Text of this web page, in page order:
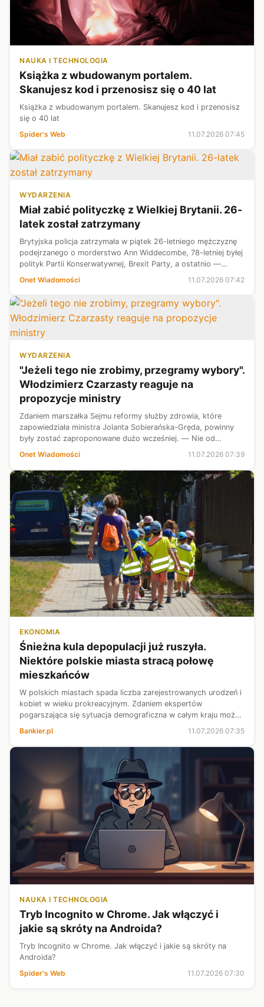
NAUKA I TECHNOLOGIA
Książka z wbudowanym portalem.
Skanujesz kod i przenosisz się o 40 lat
Książka z wbudowanym portalem. Skanujesz kod i przenosisz
się o 40 lat
Spider's Web
11.07.2026 07:45
WYDARZENIA
Miał zabić polityczkę z Wielkiej Brytanii. 26-
latek został zatrzymany
Brytyjska policja zatrzymała w piątek 26-letniego mężczyznę
podejrzanego o morderstwo Ann Widdecombe, 78-letniej byłej
polityk Partii Konserwatywnej, Brexit Party, a ostatnio —
Reform UK. "Nie ma przesłanek, by zakładać, że zbrodnia
miała podłoże pol...
Onet Wiadomości 11.07.2026 07:42
WYDARZENIA
"Jeżeli tego nie zrobimy, przegramy wybory".
Włodzimierz Czarzasty reaguje na
propozycje ministry
Zdaniem marszałka Sejmu reformy służby zdrowia, które
zapowiedziała ministra Jolanta Sobierańska-Gręda, powinny
były zostać zaproponowane dużo wcześniej. — Nie od
wczoraj, nie od przedwczoraj, nie dlatego, że w Szpitalu
Południowym zdarzyły się skand...
Onet Wiadomości 11.07.2026 07:39
EKONOMIA
Śnieżna kula depopulacji już ruszyła.
Niektóre polskie miasta stracą połowę
mieszkańców
W polskich miastach spada liczba zarejestrowanych urodzeń i
kobiet w wieku prokreacyjnym. Zdaniem ekspertów
pogarszająca się sytuacja demograficzna w całym kraju może
zamykane są kolejne żłobki i przed...
Bankier.pl 11.07.2026 07:35
NAUKA I TECHNOLOGIA
Tryb Incognito w Chrome. Jak włączyć i
jakie są skróty na Androida?
Tryb Incognito w Chrome. Jak włączyć i jakie są skróty na
Androida?
Spider's Web
11.07.2026 07:30